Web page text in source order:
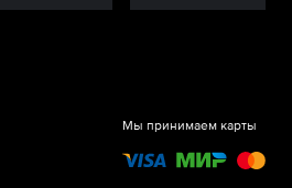
Мы принимаем карты